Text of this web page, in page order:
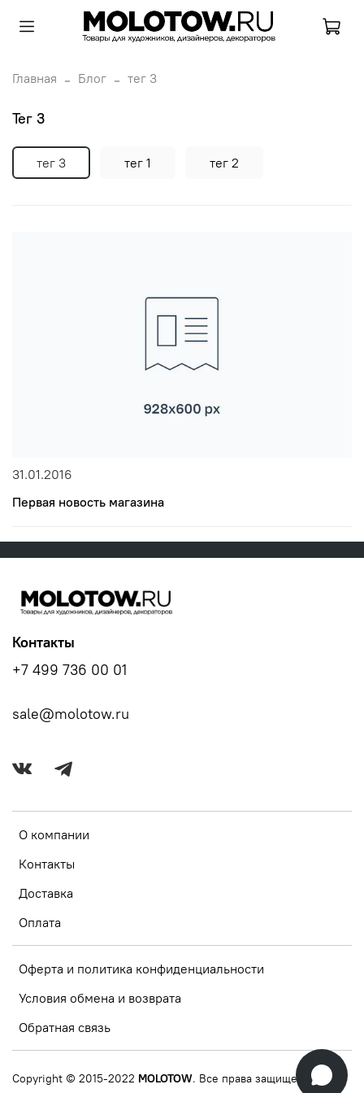
Главная Блог тег 3
тег 3
тег 3 тег 1 тег 2
31.01.2016
Первая новость магазина
О компании
Контакты
Доставка
Оплата
Оферта и политика конфиденциальности
Условия обмена и возврата
Обратная связь
Контакты
+7 499 736 00 01
sale@molotow.ru
Copyright © 2015-2022 MOLOTOW. Все права защищены